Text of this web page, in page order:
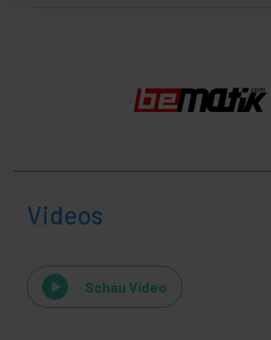
Videos
Schau Video